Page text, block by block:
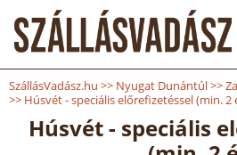
SzállásVadász.hu >> Nyugat Dunántúl>>
>> Húsvét - speciális előrefizetéssel (min. 2
Húsvét - speciális